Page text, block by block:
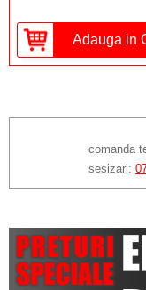
comanda
sesizari: